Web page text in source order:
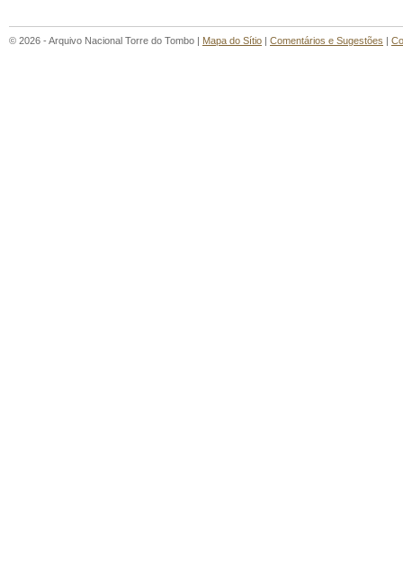
© 2026 - Arquivo Nacional Torre do Tombo | Mapa do Sítio | Comentários e Sugestões |